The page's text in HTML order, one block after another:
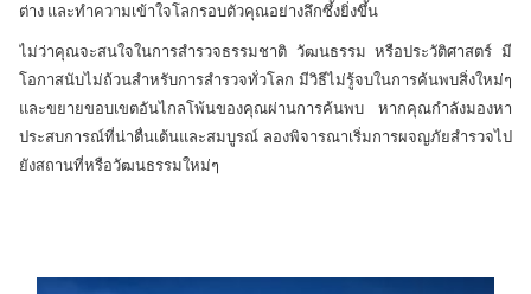
ต่าง และทำความเข้าใจโลกรอบตัวคุณอย่างลึกซึ้งยิ่งขึ้น
ไม่ว่าคุณจะสนใจในการสำรวจธรรมชาติ วัฒนธรรม หรือประวัติศาสตร์ มี
โอกาสนับไม่ถ้วนสำหรับการสำรวจทั่วโลก มีวิธีไม่รู้จบในการค้นพบสิ่งใหม่ๆ
และขยายขอบเขตอันไกลโพ้นของคุณผ่านการค้นพบ หากคุณกำลังมองหา
ประสบการณ์ที่น่าตื่นเต้นและสมบูรณ์ ลองพิจารณาเริ่มการผจญภัยสำรวจไป
ยังสถานที่หรือวัฒนธรรมใหม่ๆ